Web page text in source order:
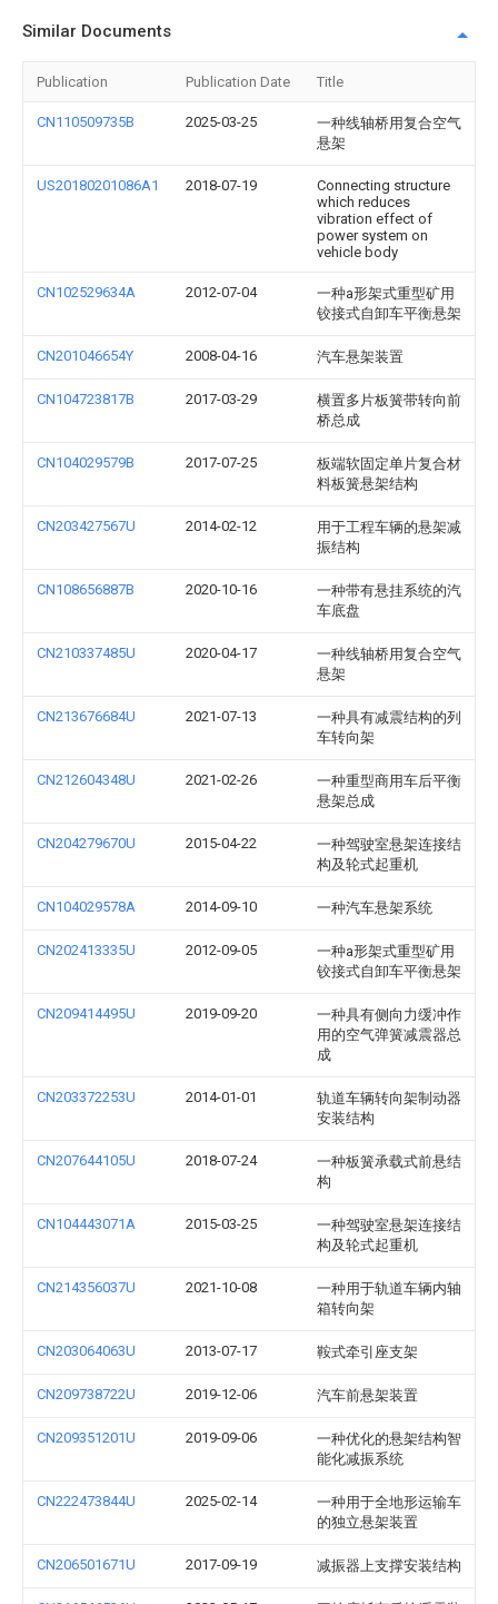
Similar Documents
Publication Publication Date Title
CN110509735B 2025-03-25
一种线轴桥用复合空气
悬架
US20180201086A1 2018-07-19
Connecting structure
which reduces
vibration effect of
power system on
vehicle body
CN102529634A 2012-07-04
一种a形架式重型矿用
铰接式自卸车平衡悬架
CN201046654Y 2008-04-16 汽车悬架装置
CN104723817B 2017-03-29
横置多片板簧带转向前
桥总成
CN104029579B 2017-07-25
板端软固定单片复合材
料板簧悬架结构
CN203427567U 2014-02-12
用于工程车辆的悬架减
振结构
CN108656887B 2020-10-16
一种带有悬挂系统的汽
车底盘
CN210337485U 2020-04-17
一种线轴桥用复合空气
悬架
CN213676684U 2021-07-13
一种具有减震结构的列
车转向架
CN212604348U 2021-02-26
一种重型商用车后平衡
悬架总成
CN204279670U 2015-04-22
一种驾驶室悬架连接结
构及轮式起重机
CN104029578A 2014-09-10 一种汽车悬架系统
CN202413335U 2012-09-05
一种a形架式重型矿用
铰接式自卸车平衡悬架
CN209414495U 2019-09-20
一种具有侧向力缓冲作
用的空气弹簧减震器总
成
CN203372253U 2014-01-01
轨道车辆转向架制动器
安装结构
CN207644105U 2018-07-24
一种板簧承载式前悬结
构
CN104443071A 2015-03-25
一种驾驶室悬架连接结
构及轮式起重机
CN214356037U 2021-10-08
一种用于轨道车辆内轴
箱转向架
CN203064063U 2013-07-17 鞍式牵引座支架
CN209738722U 2019-12-06 汽车前悬架装置
CN209351201U 2019-09-06
一种优化的悬架结构智
能化减振系统
CN222473844U 2025-02-14
一种用于全地形运输车
的独立悬架装置
CN206501671U 2017-09-19 减振器上支撑安装结构